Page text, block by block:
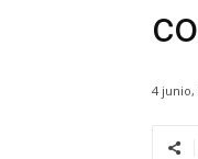
4 junio,